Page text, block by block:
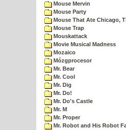
Mouse Mervin
Mouse Party
Mouse That Ate Chicago,
Mouse Trap
Mouskattack
Movie Musical Madness
Mozaico
Mózgprocesor
Mr. Bear
Mr. Cool
Mr. Dig
Mr. Do!
Mr. Do's Castle
Mr. M
Mr. Proper
Mr. Robot and His Robot